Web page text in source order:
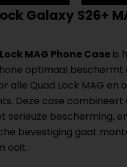
Galaxy S26+
MAG Phone Case is
optimaal beschermt
alle Quad Lock MAG en
Deze case combineert
serieuze bescherming,
bevestiging gaat
ooit.